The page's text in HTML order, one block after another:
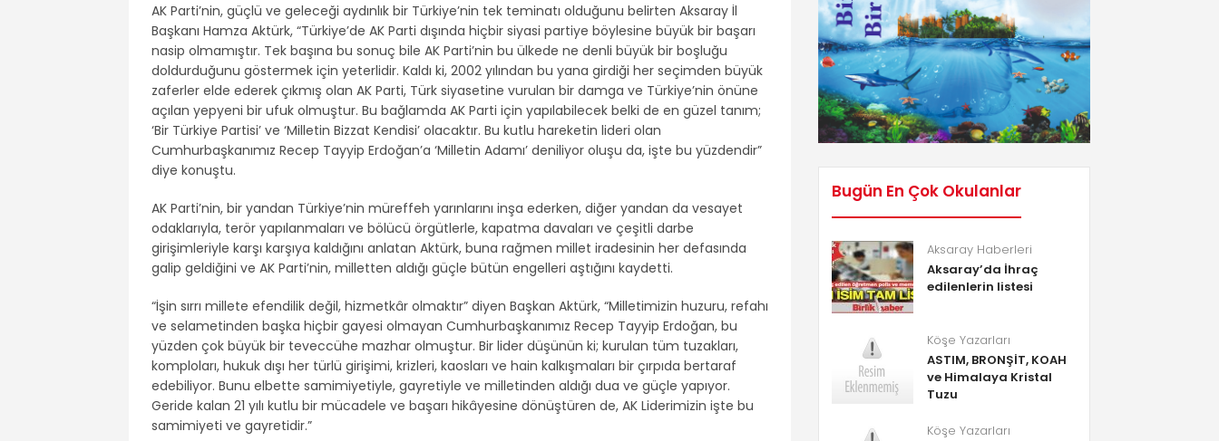
AK Parti’nin, güçlü ve geleceği aydınlık bir Türkiye’nin tek teminatı olduğunu belirten Aksaray İl
Başkanı Hamza Aktürk, “Türkiye’de AK Parti dışında hiçbir siyasi partiye böylesine büyük bir başarı
nasip olmamıştır. Tek başına bu sonuç bile AK Parti’nin bu ülkede ne denli büyük bir boşluğu
doldurduğunu göstermek için yeterlidir. Kaldı ki, 2002 yılından bu yana girdiği her seçimden büyük
zaferler elde ederek çıkmış olan AK Parti, Türk siyasetine vurulan bir damga ve Türkiye’nin önüne
açılan yepyeni bir ufuk olmuştur. Bu bağlamda AK Parti için yapılabilecek belki de en güzel tanım;
‘Bir Türkiye Partisi’ ve ‘Milletin Bizzat Kendisi’ olacaktır. Bu kutlu hareketin lideri olan
Cumhurbaşkanımız Recep Tayyip Erdoğan’a ‘Milletin Adamı’ deniliyor oluşu da, işte bu yüzdendir”
diye konuştu.
AK Parti’nin, bir yandan Türkiye’nin müreffeh yarınlarını inşa ederken, diğer yandan da vesayet
odaklarıyla, terör yapılanmaları ve bölücü örgütlerle, kapatma davaları ve çeşitli darbe
girişimleriyle karşı karşıya kaldığını anlatan Aktürk, buna rağmen millet iradesinin her defasında
galip geldiğini ve AK Parti’nin, milletten aldığı güçle bütün engelleri aştığını kaydetti.
“İşin sırrı millete efendilik değil, hizmetkâr olmaktır” diyen Başkan Aktürk, “Milletimizin huzuru, refahı
ve selametinden başka hiçbir gayesi olmayan Cumhurbaşkanımız Recep Tayyip Erdoğan, bu
yüzden çok büyük bir teveccühe mazhar olmuştur. Bir lider düşünün ki; kurulan tüm tuzakları,
komploları, hukuk dışı her türlü girişimi, krizleri, kaosları ve hain kalkışmaları bir çırpıda bertaraf
edebiliyor. Bunu elbette samimiyetiyle, gayretiyle ve milletinden aldığı dua ve güçle yapıyor.
Geride kalan 21 yılı kutlu bir mücadele ve başarı hikâyesine dönüştüren de, AK Liderimizin işte bu
samimiyeti ve gayretidir.”
Bugün En Çok Okulanlar
Aksaray Haberleri
Aksaray’da İhraç
edilenlerin listesi
Köşe Yazarları
ASTIM, BRONŞİT, KOAH
ve Himalaya Kristal
Tuzu
Köşe Yazarları